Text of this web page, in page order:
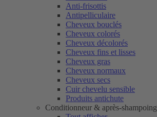
Anti-frisottis
Antipelliculaire
Cheveux bouclés
Cheveux colorés
Cheveux décolorés
Cheveux fins et lisses
Cheveux gras
Cheveux normaux
Cheveux secs
Cuir chevelu sensible
Produits antichute
Conditionneur & après-shampoing